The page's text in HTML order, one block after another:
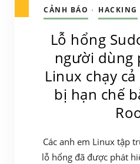
CẢNH BÁO • HACKING
Lỗ hổng
người dùng
Linux chạy
bị hạn chế
Các anh em Linux tập
lỗ hổng đã được phát